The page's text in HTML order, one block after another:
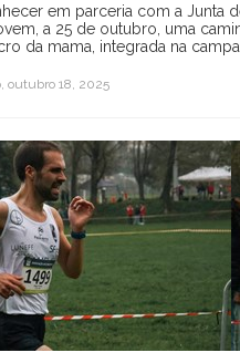
em parceria com a Junta
a 25 de outubro, uma
da mama, integrada na
outubro 18, 2025